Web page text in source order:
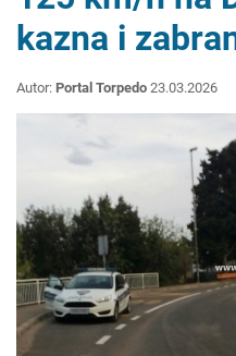
kazna i
Autor: Portal Torpedo 23.03.2026